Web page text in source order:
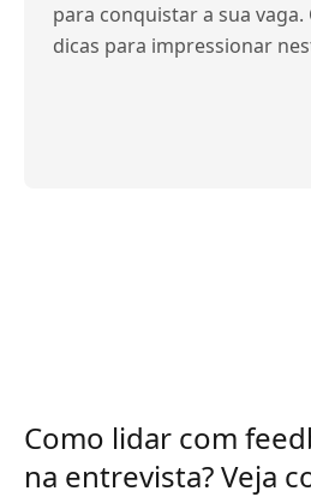
para conquistar a sua vaga.
dicas para impressionar
Como lidar com
na entrevista? Veja